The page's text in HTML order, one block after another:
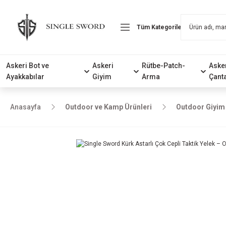
Askeri Bot ve
Ayakkabılar
Askeri
Giyim
Rütbe-Patch-
Arma
Anasayfa Outdoor ve Kamp Ürünleri Outdoor